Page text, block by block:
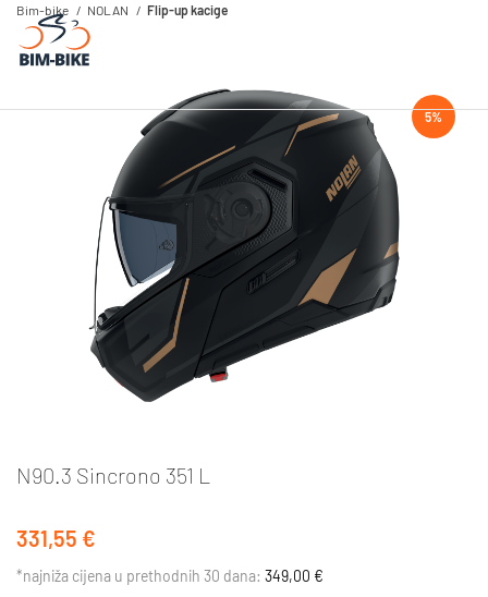
Bim-bike NOLAN Flip-up kacige
5%
N90.3 Sincrono 351 L
331,55 €
*najniža cijena u prethodnih 30 dana: 349,00 €